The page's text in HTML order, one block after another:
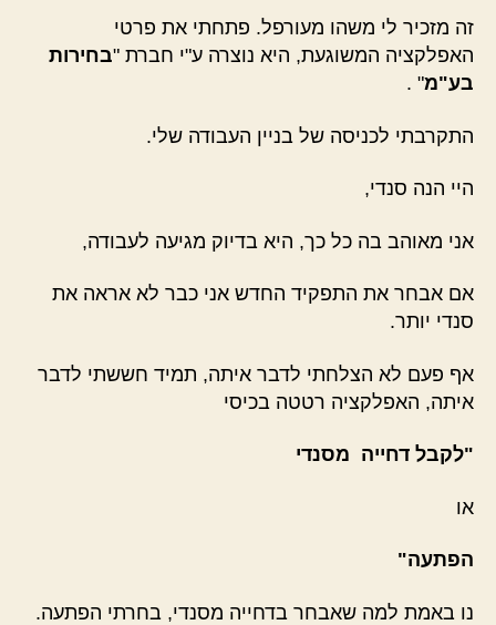
זה מזכיר לי משהו מעורפל. פתחתי את פרטי
האפלקציה המשוגעת, היא נוצרה ע"י חברת "בחירות
בע"מ" .
התקרבתי לכניסה של בניין העבודה שלי.
היי הנה סנדי,
אני מאוהב בה כל כך, היא בדיוק מגיעה לעבודה,
אם אבחר את התפקיד החדש אני כבר לא אראה את
סנדי יותר.
אף פעם לא הצלחתי לדבר איתה, תמיד חששתי לדבר
איתה, האפלקציה רטטה בכיסי
"לקבל דחייה מסנדי
או
הפתעה"
נו באמת למה שאבחר בדחייה מסנדי, בחרתי הפתעה.